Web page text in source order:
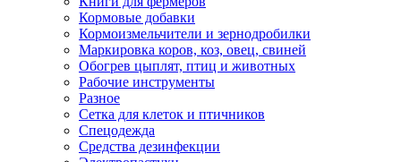
Кормовые добавки
Кормоизмельчители и зернодробилки
Маркировка коров, коз, овец, свиней
Обогрев цыплят, птиц и животных
Рабочие инструменты
Разное
Сетка для клеток и птичников
Спецодежда
Средства дезинфекции